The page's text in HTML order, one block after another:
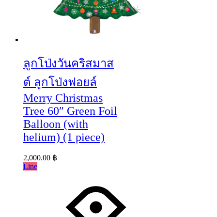
ลูกโป่งวันคริสมาส
ต์ ลูกโป่งฟอยล์
Merry Christmas
Tree 60″ Green Foil
Balloon (with
helium) (1 piece)
2,000.00 ฿
Line